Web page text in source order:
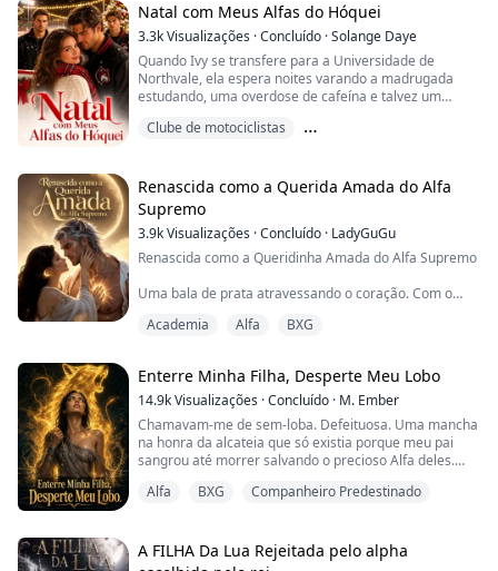
— Porque eu nunca quis você.
O coração dela se partiu.
— Então por que não me deixou ir?
Ele cerrou o maxilar.
As lágrimas encheram os ol...
Natal com Meus Alfas do Hóquei
3.3kVisualizações ·Concluído ·Solange Daye
Quando Ivy se transfere para a Universidade de
Northvale, ela espera noites varando a madrugada
estudando, uma overdose de cafeína e talvez um
três jogadores de hóquei absurdamente bonitos,
Elias, o goleiro sombrio, com um lado gentil que ele
mantém em segredo.
Cole, o capitão queridinho...
Clube de motociclistas
Renascida como a Querida Amada do Alfa
Supremo
3.9kVisualizações ·Concluído · LadyGuGu
Renascida como a Queridinha Amada do Alfa Supremo
Uma bala de prata atravessando o coração. Com o
homem que morreu para salvá-la, que ela nunca
Quando Seraphina desperta no próprio passado, não
hesita. Desta vez, ela escolhe o monstro amaldiçoado
que todos temem — Caelan Ashworth, o Alfa mais
poderoso do Oeste. Dizem que...
Academia Alfa BXG
Enterre Minha Filha, Desperte Meu Lobo
14.9kVisualizações ·Concluído · M. Ember
Chamavam-me de sem-loba. Defeituosa. Uma mancha
na honra da alcateia que só existia porque meu pai
sangrou até morrer salvando o precioso Alfa deles.
Eu acreditei neles. Por vinte anos, eu me fiz pequena,
homem que jurou me proteger — um dia enxergaria o
meu valor. Em vez disso, ele me deu uma filha e...
Alfa BXG Companheiro Predestinado
A FILHA Da Lua Rejeitada pelo alpha